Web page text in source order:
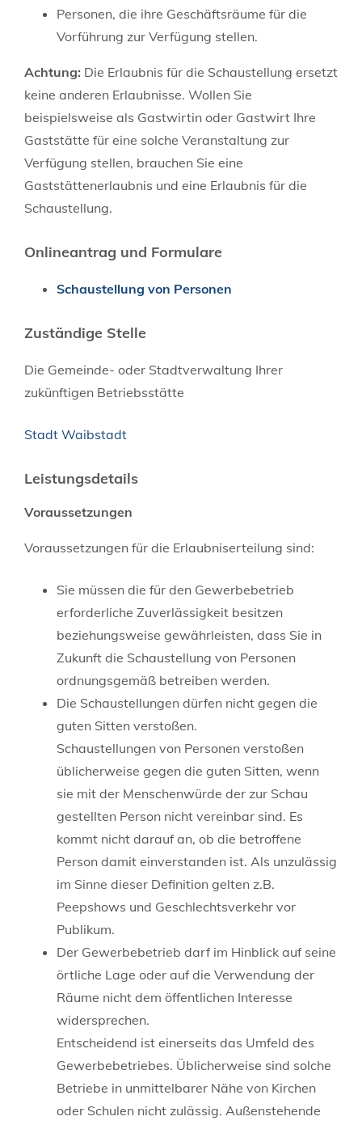
Personen, die ihre Geschäftsräume für die
Vorführung zur Verfügung stellen.
Achtung: Die Erlaubnis für die Schaustellung ersetzt
keine anderen Erlaubnisse. Wollen Sie
beispielsweise als Gastwirtin oder Gastwirt Ihre
Gaststätte für eine solche Veranstaltung zur
Verfügung stellen, brauchen Sie eine
Gaststättenerlaubnis und eine Erlaubnis für die
Schaustellung.
Onlineantrag und Formulare
Schaustellung von Personen
Zuständige Stelle
Die Gemeinde- oder Stadtverwaltung Ihrer
zukünftigen Betriebsstätte
Stadt Waibstadt
Leistungsdetails
Voraussetzungen
Voraussetzungen für die Erlaubniserteilung sind:
Sie müssen die für den Gewerbebetrieb
erforderliche Zuverlässigkeit besitzen
beziehungsweise gewährleisten, dass Sie in
Zukunft die Schaustellung von Personen
ordnungsgemäß betreiben werden.
Die Schaustellungen dürfen nicht gegen die
guten Sitten verstoßen.
Schaustellungen von Personen verstoßen
üblicherweise gegen die guten Sitten, wenn
sie mit der Menschenwürde der zur Schau
gestellten Person nicht vereinbar sind. Es
kommt nicht darauf an, ob die betroffene
Person damit einverstanden ist. Als unzulässig
im Sinne dieser Definition gelten z.B.
Peepshows und Geschlechtsverkehr vor
Publikum.
Der Gewerbebetrieb darf im Hinblick auf seine
örtliche Lage oder auf die Verwendung der
Räume nicht dem öffentlichen Interesse
widersprechen.
Entscheidend ist einerseits das Umfeld des
Gewerbebetriebes. Üblicherweise sind solche
Betriebe in unmittelbarer Nähe von Kirchen
oder Schulen nicht zulässig. Außenstehende